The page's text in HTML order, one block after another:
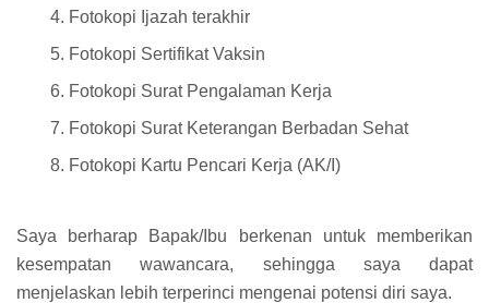
Fotokopi Ijazah terakhir
Fotokopi Sertifikat Vaksin
Fotokopi Surat Pengalaman Kerja
Fotokopi Surat Keterangan Berbadan Sehat
Fotokopi Kartu Pencari Kerja (AK/I)
Saya berharap Bapak/Ibu berkenan untuk memberikan
kesempatan wawancara, sehingga saya dapat
menjelaskan lebih terperinci mengenai potensi diri saya.